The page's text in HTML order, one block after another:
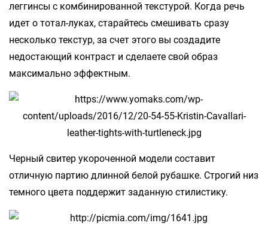
леггинсы с комбинированной текстурой. Когда речь
идет о тотал-луках, старайтесь смешивать сразу
несколько текстур, за счет этого вы создадите
недостающий контраст и сделаете свой образ
максимально эффектным.
Черный свитер укороченной модели составит
отличную партию длинной белой рубашке. Строгий низ
темного цвета поддержит заданную стилистику.